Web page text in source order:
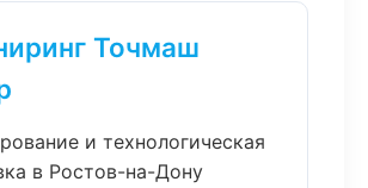
Точмаш
и технологическая
в Ростов-на-Дону